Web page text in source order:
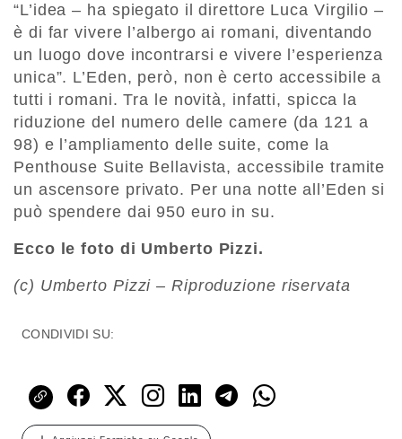
“L’idea – ha spiegato il direttore Luca Virgilio –
è di far vivere l’albergo ai romani, diventando
un luogo dove incontrarsi e vivere l’esperienza
unica”. L’Eden, però, non è certo accessibile a
tutti i romani. Tra le novità, infatti, spicca la
riduzione del numero delle camere (da 121 a
98) e l’ampliamento delle suite, come la
Penthouse Suite Bellavista, accessibile tramite
un ascensore privato. Per una notte all’Eden si
può spendere dai 950 euro in su.
Ecco le foto di Umberto Pizzi.
(c) Umberto Pizzi – Riproduzione riservata
CONDIVIDI SU: